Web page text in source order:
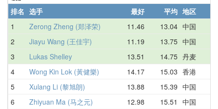
排名 选手 最好 平均 地区
1
Zerong Zheng (郑泽荣) 11.46 13.04 中国
2 Jiayu Wang (王佳宇) 11.19 13.75 中国
3 Lukas Shelley 13.51 14.75 丹麦
4 Wong Kin Lok (黃健樂) 14.17 15.03 香港
5 Xulang Li (黎旭朗) 13.88 15.39 中国
6 Zhiyuan Ma (马之元) 12.98 15.51 中国